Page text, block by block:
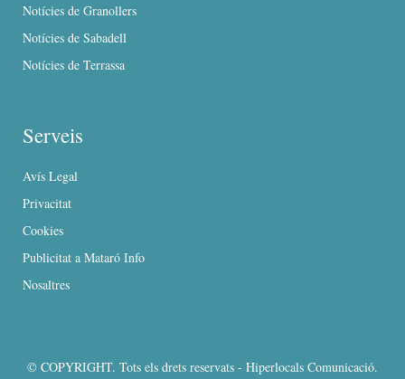
Notícies de Granollers
Notícies de Sabadell
Notícies de Terrassa
Serveis
Avís Legal
Privacitat
Cookies
Publicitat a Mataró Info
Nosaltres
© COPYRIGHT. Tots els drets reservats - Hiperlocals Comunicació.